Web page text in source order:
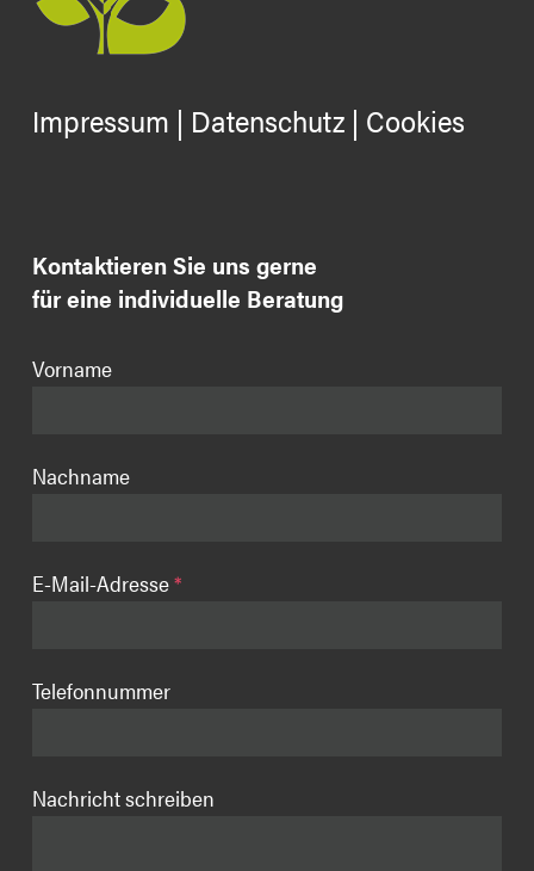
Impressum | Datenschutz| Cookies
Kontaktieren Sie uns gerne
für eine individuelle Beratung
Vorname
Nachname
E-Mail-Adresse*
Telefonnummer
Nachricht schreiben